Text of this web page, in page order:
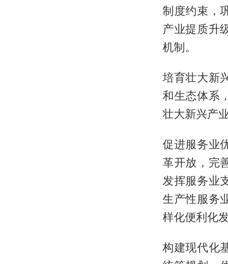
制度约束，
产业提质升
机制。
培育壮大新
和生态体系
壮大新兴产
促进服务业
革开放，完
发挥服务业
生产性服务
样化便利化
构建现代化